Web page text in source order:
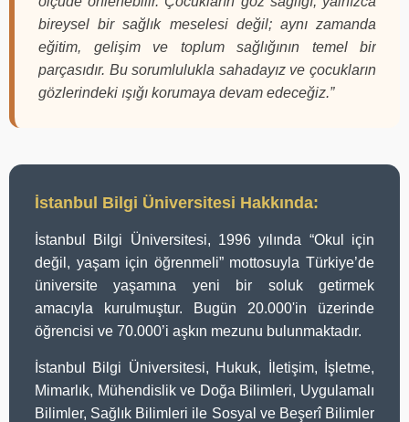
bireysel bir sağlık meselesi değil; aynı zamanda
eğitim, gelişim ve toplum sağlığının temel bir
parçasıdır. Bu sorumlulukla sahadayız ve çocukların
gözlerindeki ışığı korumaya devam edeceğiz.”
İstanbul Bilgi Üniversitesi Hakkında:
İstanbul Bilgi Üniversitesi, 1996 yılında “Okul için
değil, yaşam için öğrenmeli” mottosuyla Türkiye’de
üniversite yaşamına yeni bir soluk getirmek
amacıyla kurulmuştur. Bugün 20.000'in üzerinde
öğrencisi ve 70.000’i aşkın mezunu bulunmaktadır.
İstanbul Bilgi Üniversitesi, Hukuk, İletişim, İşletme,
Mimarlık, Mühendislik ve Doğa Bilimleri, Uygulamalı
Bilimler, Sağlık Bilimleri ile Sosyal ve Beşerî Bilimler